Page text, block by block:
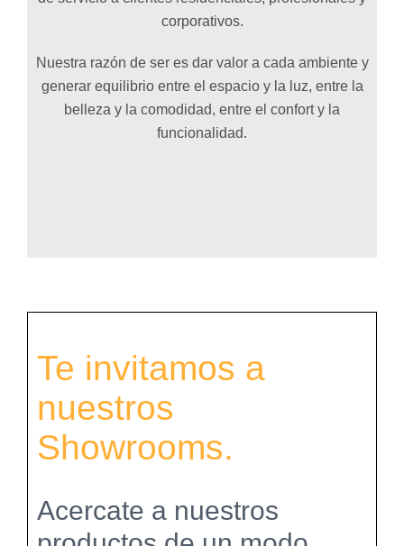
corporativos.
Nuestra razón de ser es dar valor a cada ambiente y
generar equilibrio entre el espacio y la luz, entre la
belleza y la comodidad, entre el confort y la
funcionalidad.
Te invitamos a
nuestros
Showrooms.
Acercate a nuestros